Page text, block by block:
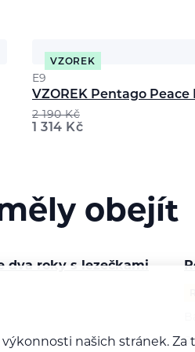
VZOREK
E9
VZOREK Pentago Peace
2 190Kč
1 314 Kč
obejít
dva roky s lezečkami
S
našich stránek.